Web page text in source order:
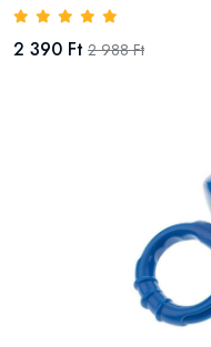
2 390 Ft 2 988 Ft